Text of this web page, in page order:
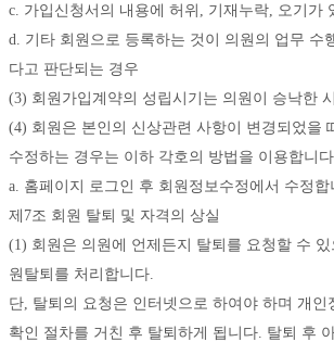
c. 가입신청서의 내용에 허위, 기재누락, 오기가
d. 기타 회원으로 등록하는 것이 의원의 업무 수
다고 판단되는 경우
(3) 회원가입계약의 성립시기는 의원이 승낙한
(4) 회원은 본인의 신상관련 사항이 변경되었을
수정하는 경우는 이하 각호의 방법을 이용합니다.
a. 홈페이지 로그인 후 회원정보수정에서 수정합
제7조 회원 탈퇴 및 자격의 상실
(1) 회원은 의원에 언제든지 탈퇴를 요청할 수 있
원탈퇴를 처리합니다.
단, 탈퇴의 요청은 인터넷으로 하여야 하며 개인
확인 절차를 거친 후 탈퇴하게 됩니다. 탈퇴 후